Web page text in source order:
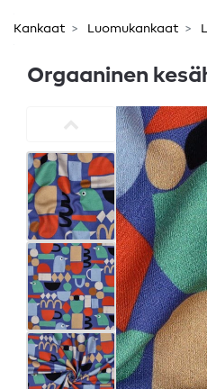
Kankaat Luomukankaat
Orgaaninen